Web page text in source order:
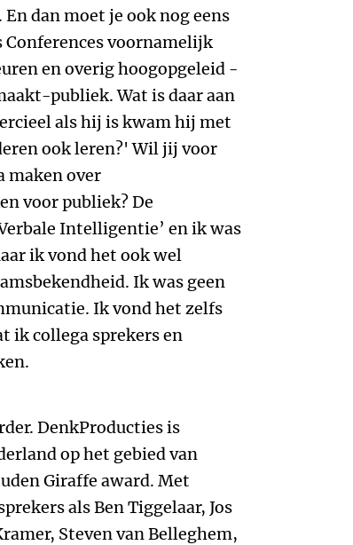
dan moet je ook nog eens
Conferences voornamelijk
en overig hoogopgeleid -
publiek. Wat is daar aan
als hij is kwam hij met
ook leren?' Wil jij voor
maken over
voor publiek? De
Intelligentie’ en ik was
ik vond het ook wel
Ik was geen
Ik vond het zelfs
ik collega sprekers en
DenkProducties is
op het gebied van
Giraffe award. Met
als Ben Tiggelaar, Jos
Steven van Belleghem,